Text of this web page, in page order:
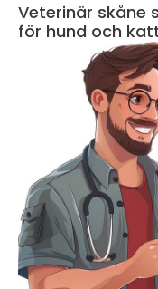
Veterinär skåne så hittar djurägare rätt vård
för hund och